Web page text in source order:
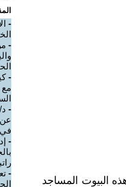
البيوت المساجد
-
-
-
مع
-
في
-
-